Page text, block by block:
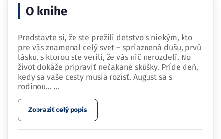
O knihe
Predstavte si, že ste prežili detstvo s niekým, kto
pre vás znamenal celý svet – spriaznená dušu, prvú
lásku, s ktorou ste verili, že vás nič nerozdelí. No
život dokáže pripraviť nečakané skúšky. Príde deň,
kedy sa vaše cesty musia rozísť. August sa s
rodinou… ...
Zobraziť celý popis